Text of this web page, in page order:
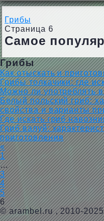
Грибы
Страница 6
Самое
Грибы
Как отыскать и
Грибы толкачики: где
Можно ли употреблять
Белый польский гриб:
свойства и варианты
Где искать гриб
Гриб валуй:
приготовления
«
1
…
3
4
5
6
© arambel.ru, 2010-2025